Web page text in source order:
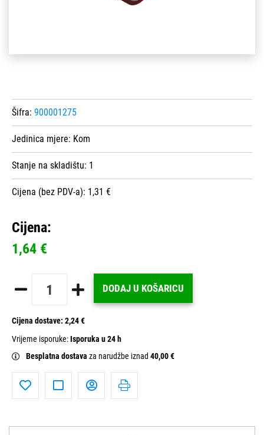
Šifra: 900001275
Jedinica mjere: Kom
Stanje na skladištu: 1
Cijena (bez PDV-a): 1,31 €
Cijena:
1,64 €
DODAJ U KOŠARICU
Cijena dostave: 2,24 €
Vrijeme isporuke:Isporuka u 24 h
Besplatna dostava za narudžbe iznad 40,00 €